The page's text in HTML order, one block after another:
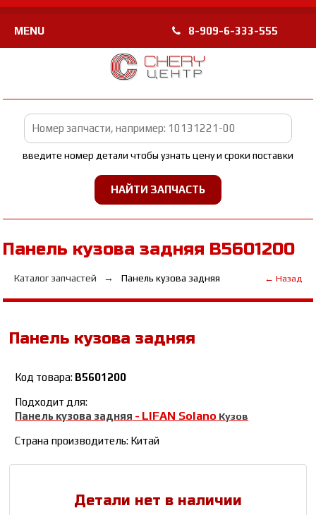
MENU 8-909-6-333-555
введите номер детали чтобы узнать цену и сроки поставки
Панель кузова задняя B5601200
Каталог запчастей Панель кузова задняя ← Назад
Панель кузова задняя
Код товара: B5601200
Подходит для:
Панель кузова задняя - LIFAN Solano Кузов
Страна производитель: Китай
Детали нет в наличии